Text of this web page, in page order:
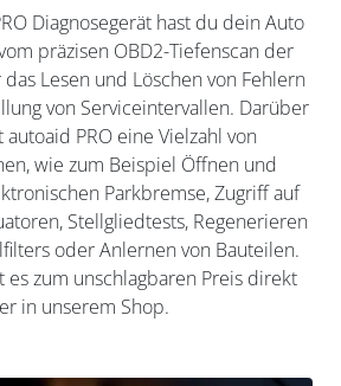
Diagnosegerät hast du dein Auto
präzisen OBD2-Tiefenscan der
Lesen und Löschen von Fehlern
von Serviceintervallen. Darüber
PRO eine Vielzahl von
wie zum Beispiel Öffnen und
Parkbremse, Zugriff auf
Stellgliedtests, Regenerieren
oder Anlernen von Bauteilen.
es zum unschlagbaren Preis direkt
in unserem Shop.